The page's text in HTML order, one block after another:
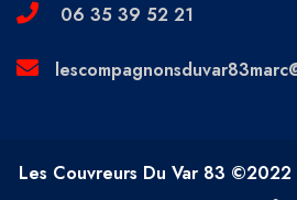
06 35 39 52 21
Les Couvreurs Du Var 83